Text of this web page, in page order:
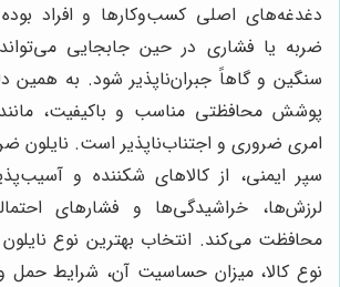
دغدغه‌های اصلی کسب‌وکارها و افراد
ضربه یا فشاری در حین جابجایی
سنگین و گاهاً جبران‌ناپذیر شود. به همین
پوشش محافظتی مناسب و باکیفیت، مانند
امری ضروری و اجتناب‌ناپذیر است. نایلون
سپر ایمنی، از کالاهای شکننده و
لرزش‌ها، خراشیدگی‌ها و فشارهای
محافظت می‌کند. انتخاب بهترین نوع
نوع کالا، میزان حساسیت آن، شرایط حمل